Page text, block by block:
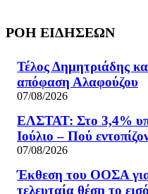
ΡΟΗ ΕΙΔΗΣΕΩΝ
Τέλος Δημητριάδης
απόφαση Αλαφούζου
07/08/2026
ΕΛΣΤΑΤ: Στο 3,4%
Ιούλιο – Πού
07/08/2026
Έκθεση του ΟΟΣΑ για
τελευταία θέση το